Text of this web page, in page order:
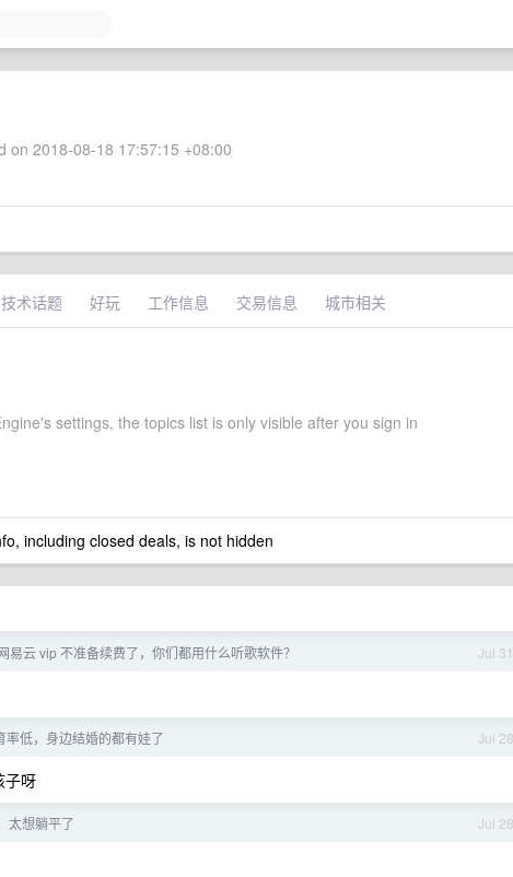
on 2018-08-18 17:57:15 +08:00
技术话题 好玩 工作信息 交易信息 城市相关
settings, the topics list is only visible after you sign in
including closed deals, is not hidden
Jul 31
易云 vip 不准备续费了，你们都用什么听歌软件？
Jul 28
率低，身边结婚的都有娃了
子呀
Jul 28
太想躺平了